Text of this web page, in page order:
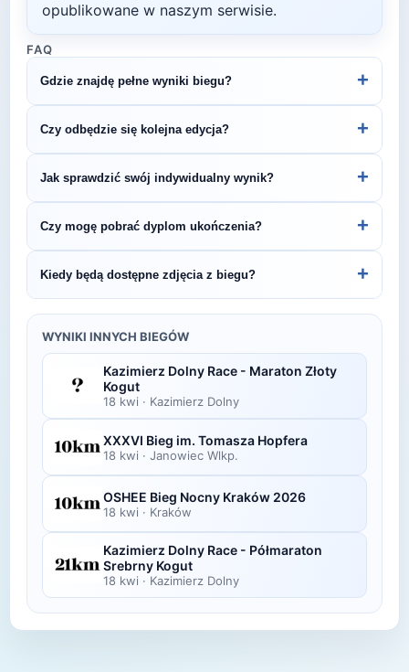
opublikowane w naszym serwisie.
FAQ
Gdzie znajdę pełne wyniki biegu? +
stronie internetowej lub na platformach takich jak
LiveTracking, RunnerSpace czy MarathonSport.
Czy odbędzie się kolejna edycja? +
Śledź stronę organizatora lub ZawodyBiegowe.pl,
by być na bieżąco z datą kolejnej edycji Otwocka
Dycha.
Jak sprawdzić swój indywidualny wynik? +
organizatora lub platformie pomiarowej podanej na
bibie startowym. Wyniki zawierają czas brutto i
netto, a często też pozycję wśród wszystkich
uczestników i w kategorii wiekowej.
Czy mogę pobrać dyplom ukończenia? +
elektroniczne dyplomy do pobrania ze strony
organizatora po opublikowaniu oficjalnych
Kiedy będą dostępne zdjęcia z biegu? +
w ciągu kilku dni po zawodach na swojej stronie
lub fanpage'u na Facebooku.
WYNIKI INNYCH BIEGÓW
Kazimierz Dolny Race - Maraton Złoty
Kogut
18 kwi · Kazimierz Dolny
XXXVI Bieg im. Tomasza Hopfera
18 kwi · Janowiec Wlkp.
OSHEE Bieg Nocny Kraków 2026
18 kwi · Kraków
Kazimierz Dolny Race - Półmaraton
Srebrny Kogut
18 kwi · Kazimierz Dolny